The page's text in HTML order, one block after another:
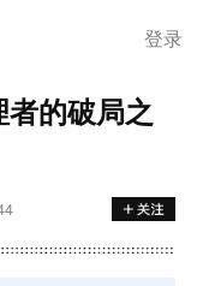
登录
的破局之